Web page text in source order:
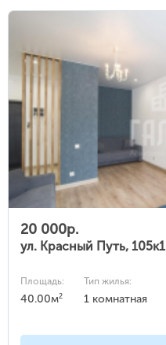
20 000р.
ул. Красный Путь, 105к1
Площадь:
40.00м2
Тип жилья:
1 комнатная